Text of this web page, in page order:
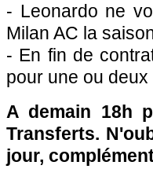
- Leonardo ne
Milan AC la
- En fin de
pour une ou
A demain 18h
Transferts.
jour,